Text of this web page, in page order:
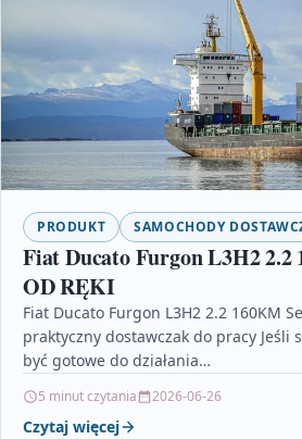
PRODUKT SAMOCHODY
Fiat Ducato Furgon L3H2 2.2
OD RĘKI
Fiat Ducato Furgon L3H2 2.2 160KM
praktyczny dostawczak do pracy Jeśli
być gotowe do działania…
5 minut czytania 2026-06-26
Czytaj więcej